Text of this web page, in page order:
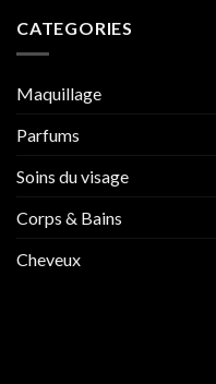
CATEGORIES
Maquillage
Parfums
Soins du visage
Corps & Bains
Cheveux